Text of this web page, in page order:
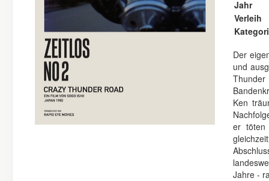
Jahr
Verleih
Der
und
Ken
er töten
Jahre -